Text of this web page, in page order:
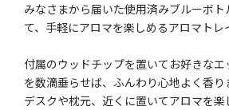
みなさまから届いた使用済みブルーボト
て、手軽にアロマを楽しめるアロマトレ
付属のウッドチップを置いてお好きな
を数滴垂らせば、ふんわり心地よく香り
デスクや枕元、近くに置いてアロマを